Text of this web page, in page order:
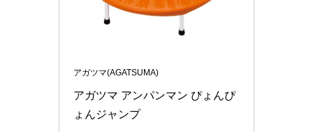
アガツマ(AGATSUMA)
アガツマ アンパンマン ぴょんぴ
ょんジャンプ